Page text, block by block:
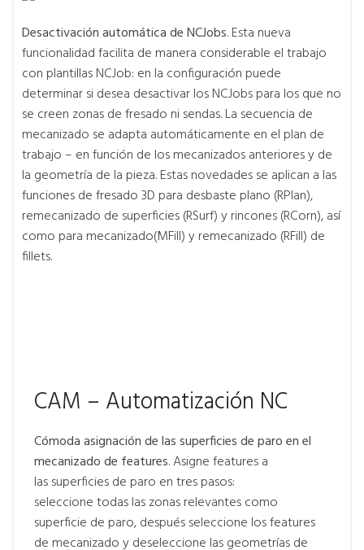
Desactivación automática de NCJobs. Esta nueva
funcionalidad facilita de manera considerable el trabajo
con plantillas NCJob: en la configuración puede
determinar si desea desactivar los NCJobs para los que no
se creen zonas de fresado ni sendas. La secuencia de
mecanizado se adapta automáticamente en el plan de
trabajo – en función de los mecanizados anteriores y de
la geometría de la pieza. Estas novedades se aplican a las
funciones de fresado 3D para desbaste plano (RPlan),
remecanizado de superficies (RSurf) y rincones (RCorn), así
como para mecanizado(MFill) y remecanizado (RFill) de
fillets.
CAM – Automatización NC
Cómoda asignación de las superficies de paro en el
mecanizado de features. Asigne features a
las superficies de paro en tres pasos:
seleccione todas las zonas relevantes como
superficie de paro, después seleccione los features
de mecanizado y deseleccione las geometrías de